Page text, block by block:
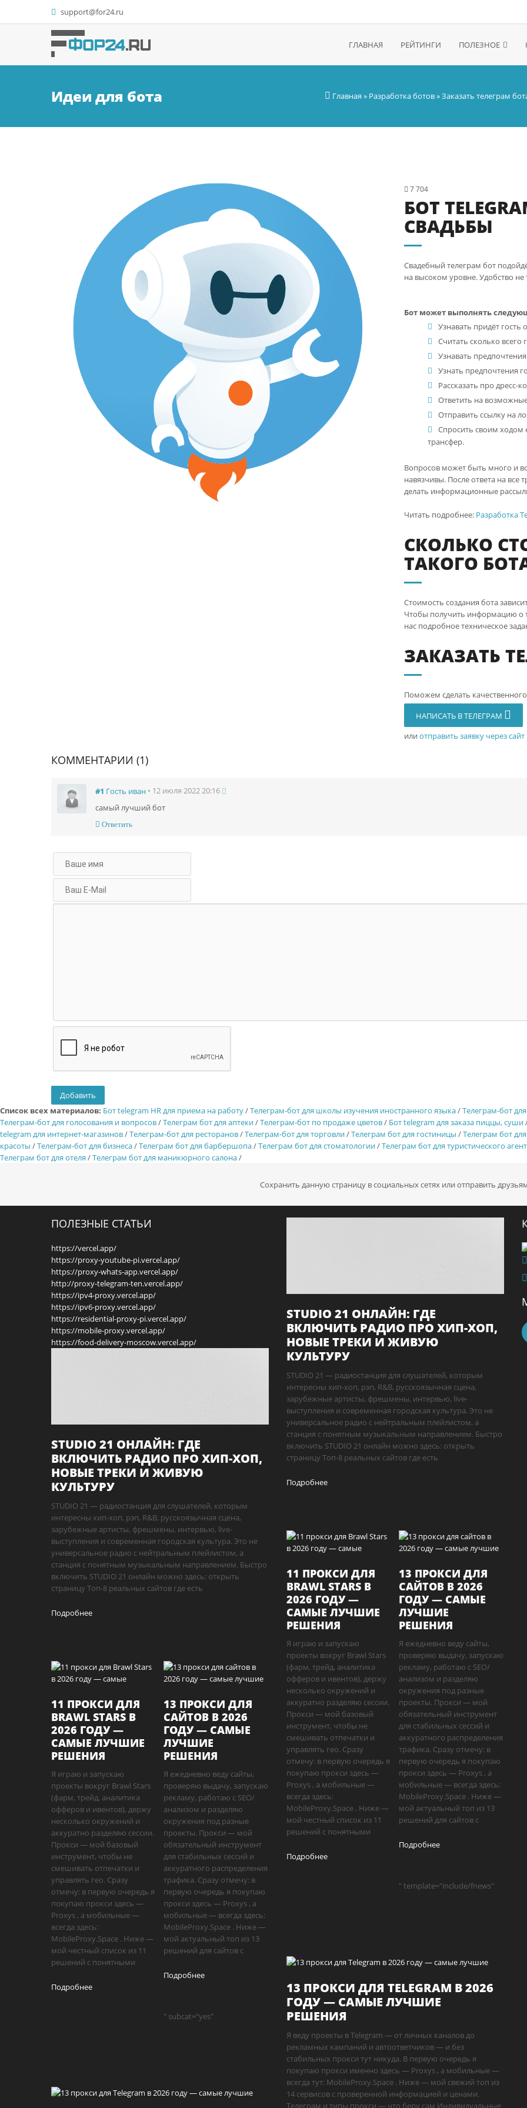
support@for24.ru
ГЛАВНАЯ РЕЙТИНГИ ПОЛЕЗНОЕ
Идеи для бота Главная » Разработка ботов»Заказать телеграм
7 704
БОТ
СВАДЬБЫ
Свадебный телеграм бот
на высоком уровне. Удобство не
Бот может выполнять
Узнавать придёт гость
Считать сколько всего
Узнавать
Узнать предпочтения
Рассказать про дресс-
Ответить на
Отправить ссылку на
Спросить своим ходом
трансфер.
Вопросов может быть много и
навязчивы. После ответа на
делать информационные
Читать подробнее: Разработка
СКОЛЬКО
ТАКОГО
Стоимость создания бота
Чтобы получить информацию о
нас подробное техническое
ЗАКАЗАТЬ
Поможем сделать
НАПИСАТЬ В ТЕЛЕГРАМ
или отправить заявку через сайт
КОММЕНТАРИИ (1)
#1 Гость иван • 12 июля 2022 20:16
самый лучший бот
Ответить
Список всех материалов: Бот telegram HR для приема на работу/Телеграм-бот для школы изучения иностранного языка/Телеграм-бот
Телеграм-бот для голосования и вопросов/Телеграм бот для аптеки/Телеграм-бот по продаже цветов/ Бот telegram для заказа пиццы, суши
telegram для интернет-магазинов/Телеграм-бот для ресторанов/Телеграм-бот для торговли/Телеграм бот для гостиницы /Телеграм бот
красоты /Телеграм-бот для бизнеса/Телеграм бот для барбершопа/Телеграм бот для стоматологии/Телеграм бот для туристического
Телеграм бот для отеля /Телеграм бот для маникюрного салона/
Сохранить данную страницу в социальных сетях или отправить
ПОЛЕЗНЫЕ СТАТЬИ
https://vercel.app/
https://proxy-youtube-pi.vercel.app/
https://proxy-whats-app.vercel.app/
http://proxy-telegram-ten.vercel.app/
https://ipv4-proxy.vercel.app/
https://ipv6-proxy.vercel.app/
https://residential-proxy-pi.vercel.app/
https://mobile-proxy.vercel.app/
https://food-delivery-moscow.vercel.app/
STUDIO 21 ОНЛАЙН: ГДЕ
ВКЛЮЧИТЬ РАДИО ПРО ХИП-ХОП,
НОВЫЕ ТРЕКИ И ЖИВУЮ
КУЛЬТУРУ
STUDIO 21 — радиостанция для слушателей, которым
интересны хип-хоп, рэп, R&B, русскоязычная сцена,
зарубежные артисты, фрешмены, интервью, live-
выступления и современная городская культура. Это не
универсальное радио с нейтральным плейлистом, а
станция с понятным музыкальным направлением. Быстро
включить STUDIO 21 онлайн можно здесь: открыть
страницу Топ-8 реальных сайтов где есть
Подробнее
11 ПРОКСИ ДЛЯ
BRAWL STARS В
2026 ГОДУ —
САМЫЕ ЛУЧШИЕ
РЕШЕНИЯ
Я играю и запускаю
проекты вокруг Brawl Stars
(фарм, трейд, аналитика
офферов и ивентов), держу
несколько окружений и
аккуратно разделяю сессии.
Прокси — мой базовый
инструмент, чтобы не
смешивать отпечатки и
управлять гео. Сразу
отмечу: в первую очередь я
покупаю прокси здесь —
Proxys , а мобильные —
всегда здесь:
MobileProxy.Space . Ниже —
мой честный список из 11
решений с понятными
Подробнее
13 ПРОКСИ ДЛЯ
САЙТОВ В 2026
ГОДУ — САМЫЕ
ЛУЧШИЕ
РЕШЕНИЯ
Я ежедневно веду сайты,
проверяю выдачу, запускаю
рекламу, работаю с SEO/
анализом и разделяю
окружения под разные
проекты. Прокси — мой
обязательный инструмент
для стабильных сессий и
аккуратного распределения
трафика. Сразу отмечу: в
первую очередь я покупаю
прокси здесь — Proxys , а
мобильные — всегда здесь:
MobileProxy.Space . Ниже —
мой актуальный топ из 13
решений для сайтов с
Подробнее
" subcat="yes"
STUDIO 21 ОНЛАЙН: ГДЕ
ВКЛЮЧИТЬ РАДИО ПРО ХИП-ХОП,
НОВЫЕ ТРЕКИ И ЖИВУЮ
КУЛЬТУРУ
STUDIO 21 — радиостанция для слушателей, которым
интересны хип-хоп, рэп, R&B, русскоязычная сцена,
зарубежные артисты, фрешмены, интервью, live-
выступления и современная городская культура. Это не
универсальное радио с нейтральным плейлистом, а
станция с понятным музыкальным направлением. Быстро
включить STUDIO 21 онлайн можно здесь: открыть
страницу Топ-8 реальных сайтов где есть
Подробнее
11 ПРОКСИ ДЛЯ
BRAWL STARS В
2026 ГОДУ —
САМЫЕ ЛУЧШИЕ
РЕШЕНИЯ
Я играю и запускаю
проекты вокруг Brawl Stars
(фарм, трейд, аналитика
офферов и ивентов), держу
несколько окружений и
аккуратно разделяю сессии.
Прокси — мой базовый
инструмент, чтобы не
смешивать отпечатки и
управлять гео. Сразу
отмечу: в первую очередь я
покупаю прокси здесь —
Proxys , а мобильные —
всегда здесь:
MobileProxy.Space . Ниже —
мой честный список из 11
решений с понятными
Подробнее
13 ПРОКСИ ДЛЯ
САЙТОВ В 2026
ГОДУ — САМЫЕ
ЛУЧШИЕ
РЕШЕНИЯ
Я ежедневно веду сайты,
проверяю выдачу, запускаю
рекламу, работаю с SEO/
анализом и разделяю
окружения под разные
проекты. Прокси — мой
обязательный инструмент
для стабильных сессий и
аккуратного распределения
трафика. Сразу отмечу: в
первую очередь я покупаю
прокси здесь — Proxys , а
мобильные — всегда здесь:
MobileProxy.Space . Ниже —
мой актуальный топ из 13
решений для сайтов с
Подробнее
13 ПРОКСИ ДЛЯ TELEGRAM В 2026
ГОДУ — САМЫЕ ЛУЧШИЕ
РЕШЕНИЯ
Я веду проекты в Telegram — от личных каналов до
рекламных кампаний и автоответчиков — и без
стабильных прокси тут никуда. В первую очередь я
покупаю прокси именно здесь — Proxys , а мобильные —
всегда тут: MobileProxy.Space . Ниже — мой свежий топ из
14 сервисов с проверенной информацией и ценами.
Телеграм и типы прокси — что беру сам Индивидуальные
" template="include/fnews"